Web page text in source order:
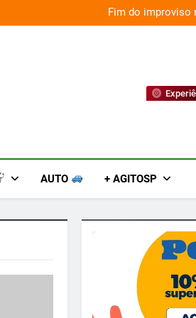
Fim do improviso
AUTO + AGITOSP